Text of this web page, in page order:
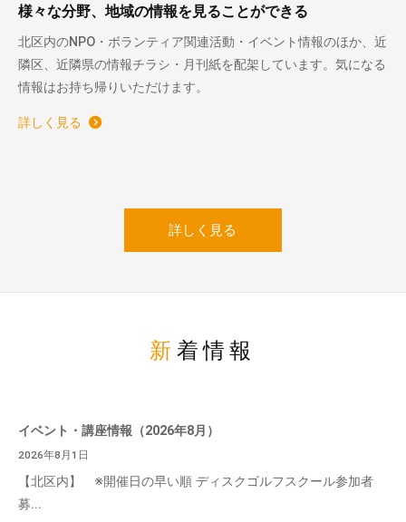
様々な分野、地域の情報を見ることができる
北区内のNPO・ボランティア関連活動・イベント情報のほか、近
隣区、近隣県の情報チラシ・月刊紙を配架しています。気になる
情報はお持ち帰りいただけます。
詳しく見る
詳しく見る
新着情報
イベント・講座情報（2026年8月）
2026年8月1日
【北区内】 ※開催日の早い順 ディスクゴルフスクール参加者
募...